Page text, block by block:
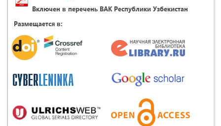
Включен в перечень ВАК Республики Узбекистан
Размещается в: